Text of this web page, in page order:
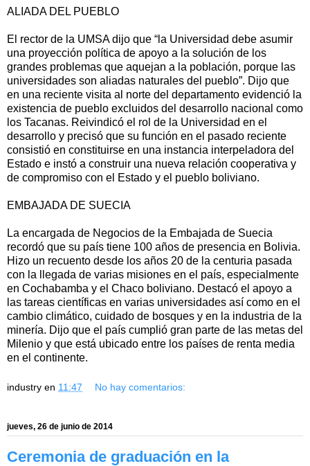
ALIADA DEL PUEBLO
El rector de la UMSA dijo que “la Universidad debe asumir
una proyección política de apoyo a la solución de los
grandes problemas que aquejan a la población, porque las
universidades son aliadas naturales del pueblo”. Dijo que
en una reciente visita al norte del departamento evidenció la
existencia de pueblo excluidos del desarrollo nacional como
los Tacanas. Reivindicó el rol de la Universidad en el
desarrollo y precisó que su función en el pasado reciente
consistió en constituirse en una instancia interpeladora del
Estado e instó a construir una nueva relación cooperativa y
de compromiso con el Estado y el pueblo boliviano.
EMBAJADA DE SUECIA
La encargada de Negocios de la Embajada de Suecia
recordó que su país tiene 100 años de presencia en Bolivia.
Hizo un recuento desde los años 20 de la centuria pasada
con la llegada de varias misiones en el país, especialmente
en Cochabamba y el Chaco boliviano. Destacó el apoyo a
las tareas científicas en varias universidades así como en el
cambio climático, cuidado de bosques y en la industria de la
minería. Dijo que el país cumplió gran parte de las metas del
Milenio y que está ubicado entre los países de renta media
en el continente.
industry en 11:47 No hay comentarios:
jueves, 26 de junio de 2014
Ceremonia de graduación en la